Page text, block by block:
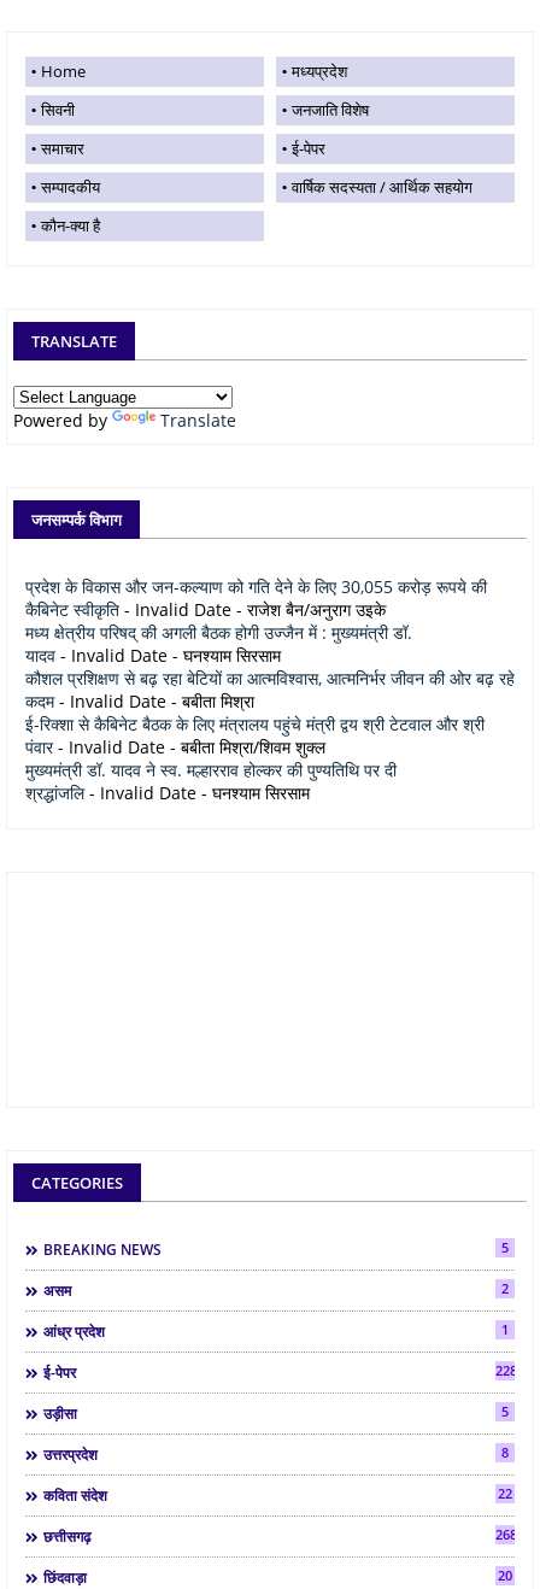
Home
मध्यप्रदेश
सिवनी
जनजाति विशेष
समाचार
ई-पेपर
सम्पादकीय
वार्षिक सदस्यता / आर्थिक सहयोग
कौन-क्या है
TRANSLATE
Powered by Translate
जनसम्पर्क विभाग
प्रदेश के विकास और जन-कल्याण को गति देने के लिए 30,055 करोड़ रूपये की
कैबिनेट स्वीकृति - Invalid Date - राजेश बैन/अनुराग उइके
मध्य क्षेत्रीय परिषद् की अगली बैठक होगी उज्जैन में : मुख्यमंत्री डॉ.
यादव - Invalid Date - घनश्याम सिरसाम
कौशल प्रशिक्षण से बढ़ रहा बेटियों का आत्मविश्वास, आत्मनिर्भर जीवन की ओर बढ़ रहे
कदम- Invalid Date - बबीता मिश्रा
ई-रिक्शा से कैबिनेट बैठक के लिए मंत्रालय पहुंचे मंत्री द्वय श्री टेटवाल और श्री
पंवार- Invalid Date - बबीता मिश्रा/शिवम शुक्ल
मुख्यमंत्री डॉ. यादव ने स्व. मल्हारराव होल्कर की पुण्यतिथि पर दी
श्रद्धांजलि- Invalid Date - घनश्याम सिरसाम
CATEGORIES
BREAKING NEWS 5
असम 2
आंध्र प्रदेश 1
ई-पेपर 2286
उड़ीसा 5
उत्तरप्रदेश 8
कविता संदेश 22
छत्तीसगढ़ 268
छिंदवाड़ा 20